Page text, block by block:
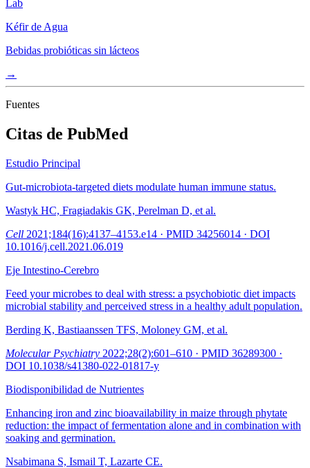
Lab
Kéfir de Agua
Bebidas probióticas sin lácteos
→
Fuentes
Citas de PubMed
Estudio Principal
Gut-microbiota-targeted diets modulate human immune status.
Wastyk HC, Fragiadakis GK, Perelman D, et al.
Cell 2021;184(16):4137–4153.e14 · PMID 34256014 · DOI
10.1016/j.cell.2021.06.019
Eje Intestino-Cerebro
Feed your microbes to deal with stress: a psychobiotic diet impacts
microbial stability and perceived stress in a healthy adult population.
Berding K, Bastiaanssen TFS, Moloney GM, et al.
Molecular Psychiatry 2022;28(2):601–610 · PMID 36289300 ·
DOI 10.1038/s41380-022-01817-y
Biodisponibilidad de Nutrientes
Enhancing iron and zinc bioavailability in maize through phytate
reduction: the impact of fermentation alone and in combination with
soaking and germination.
Nsabimana S, Ismail T, Lazarte CE.